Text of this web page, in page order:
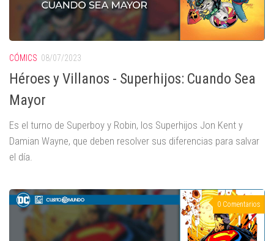
CÓMICS 08/07/2023
Héroes y Villanos - Superhijos: Cuando Sea
Mayor
Es el turno de Superboy y Robin, los Superhijos Jon Kent y
Damian Wayne, que deben resolver sus diferencias para salvar
el día.
0 Comentarios